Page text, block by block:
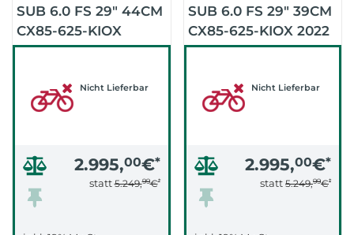
SUB 6.0 FS 29" 44CM
CX85-625-KIOX
2022/23 (GREY
Nicht Lieferbar
2.995,00€*
statt5.249,99€*
SUB 6.0 FS 29" 39CM
CX85-625-KIOX 2022
(GREY BLACK)
Nicht Lieferbar
2.995,00€*
statt 5.249,99€*